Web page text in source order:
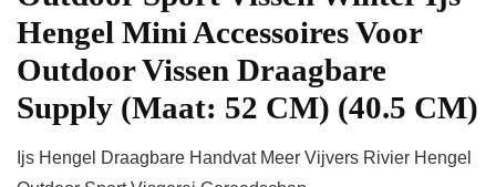
Hengel Mini Accessoires Voor
Outdoor Vissen Draagbare
Supply (Maat: 52 CM) (40.5 CM)
Ijs Hengel Draagbare Handvat Meer Vijvers Rivier Hengel